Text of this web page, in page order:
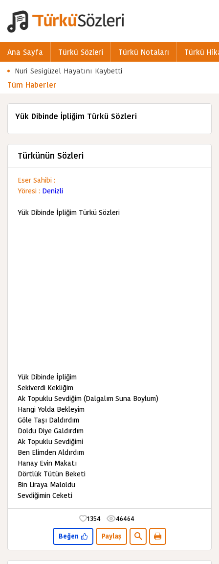
Ana Sayfa Türkü Sözleri Türkü Notaları
Türkü
Nuri Sesigüzel Hayatını Kaybetti
Tüm Haberler
Yük Dibinde İpliğim Türkü Sözleri
Türkünün Sözleri
Eser Sahibi :
Yöresi : Denizli
Yük Dibinde İpliğim Türkü Sözleri
Yük Dibinde İpliğim
Sekiverdi Kekliğim
Ak Topuklu Sevdiğim (Dalgalım Suna Boylum)
Hangi Yolda Bekleyim
Göle Taşı Daldırdım
Doldu Diye Galdırdım
Ak Topuklu Sevdiğimi
Ben Elimden Aldırdım
Hanay Evin Makatı
Dörtlük Tütün Beketi
Bin Liraya Maloldu
Sevdiğimin Ceketi
1354 46464
Beğen Paylaş